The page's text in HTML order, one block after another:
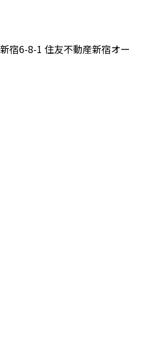
宿6-8-1 住友不動産新宿オー